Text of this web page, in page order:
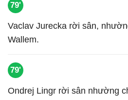
79'
Vaclav Jurecka rời sân,
Wallem.
79'
Ondrej Lingr rời sân nhường